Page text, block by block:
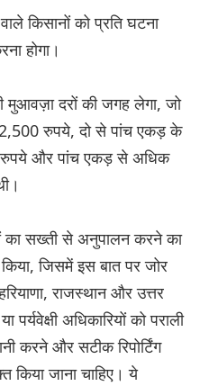
किसानों को प्रति घटना
होगा।
मुआवज़ा दरों की जगह लेगा, जो
रुपये, दो से पांच एकड़ के
रुपये और पांच एकड़ से अधिक
का सख्ती से अनुपालन करने का
जिसमें इस बात पर जोर
राजस्थान और उत्तर
अधिकारियों को पराली
करने और सटीक रिपोर्टिंग
किया जाना चाहिए। ये